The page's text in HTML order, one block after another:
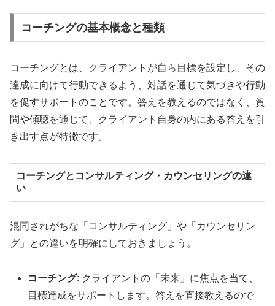
コーチングの基本概念と種類
コーチングとは、クライアントが自ら目標を設定し、その
達成に向けて行動できるよう、対話を通じて気づきや行動
を促すサポートのことです。答えを教えるのではなく、質
問や傾聴を通じて、クライアント自身の内にある答えを引
き出す点が特徴です。
コーチングとコンサルティング・カウンセリングの違
い
混同されがちな「コンサルティング」や「カウンセリン
グ」との違いを明確にしておきましょう。
コーチング: クライアントの「未来」に焦点を当て、
目標達成をサポートします。答えを直接教えるので